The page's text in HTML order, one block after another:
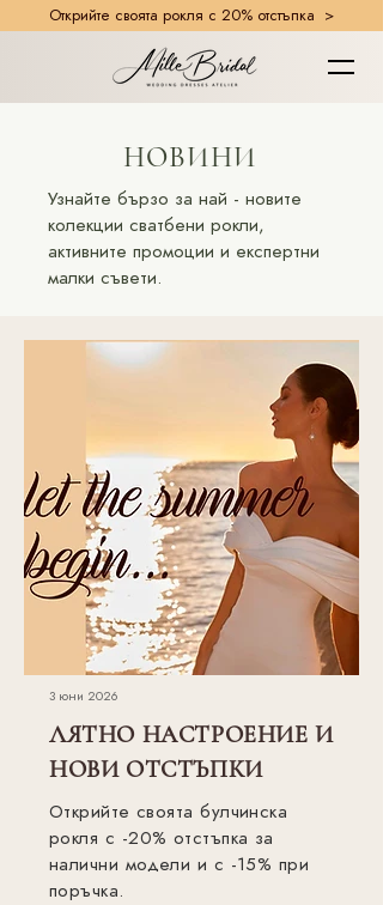
Открийте своята рокля с 20% отстъпка >
НОВИНИ
Узнайте бързо за най - новите
колекции сватбени рокли,
активните промоции и експертни
малки съвети.
3 юни 2026
ЛЯТНО НАСТРОЕНИЕ И
НОВИ ОТСТЪПКИ
Открийте своята булчинска
рокля с -20% отстъпка за
налични модели и с -15% при
поръчка.